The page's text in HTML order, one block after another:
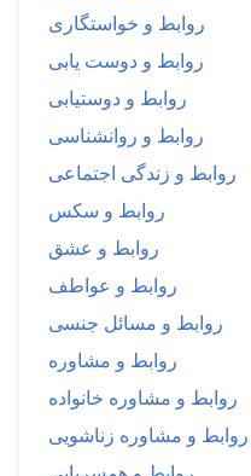
روابط و خواستگاری
روابط و دوست یابی
روابط و دوستیابی
روابط و روانشناسی
روابط و زندگی اجتماعی
روابط و سکس
روابط و عشق
روابط و عواطف
روابط و مسائل جنسی
روابط و مشاوره
روابط و مشاوره خانواده
روابط و مشاوره زناشویی